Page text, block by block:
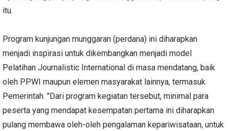
itu.
Program kunjungan munggaran (perdana) ini diharapkan
menjadi inspirasi untuk dikembangkan menjadi model
Pelatihan Journalistic International di masa mendatang, baik
oleh PPWI maupun elemen masyarakat lainnya, termasuk
Pemerintah. "Dari program kegiatan tersebut, minimal para
peserta yang mendapat kesempatan pertama ini diharapkan
pulang membawa oleh-oleh pengalaman kepariwisataan, untuk